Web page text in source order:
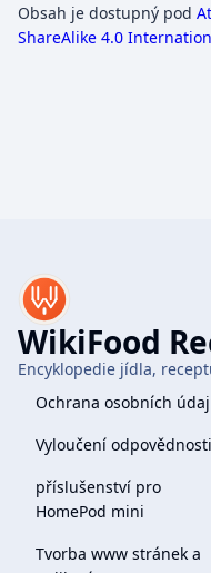
Obsah je dostupný pod
ShareAlike 4.0
WikiFood
Encyklopedie jídla,
Ochrana osobních
Vyloučení odpovědnosti
příslušenství pro
HomePod mini
Tvorba www stránek a